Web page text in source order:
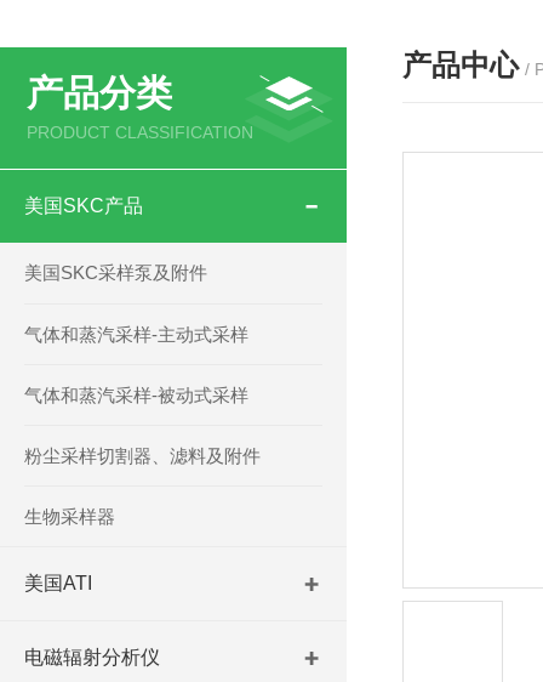
产品分类
PRODUCT CLASSIFICATION
美国SKC产品
美国SKC采样泵及附件
气体和蒸汽采样-主动式采样
气体和蒸汽采样-被动式采样
粉尘采样切割器、滤料及附件
生物采样器
美国ATI
电磁辐射分析仪
产品中心 /